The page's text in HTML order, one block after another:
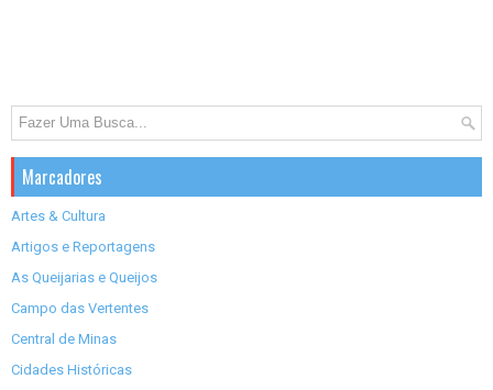
Marcadores
Artes & Cultura
Artigos e Reportagens
As Queijarias e Queijos
Campo das Vertentes
Central de Minas
Cidades Históricas